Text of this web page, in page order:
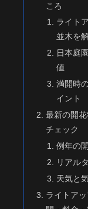
ころ
ライト
並木を
日本庭
値
満開時
イント
最新の開
チェック
例年の
リアル
天気と
ライトア